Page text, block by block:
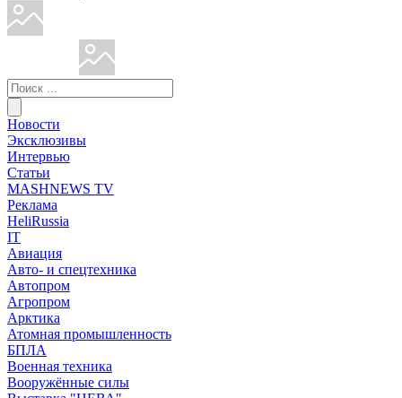
Новости
Эксклюзивы
Интервью
Статьи
MASHNEWS TV
Реклама
HeliRussia
IT
Авиация
Авто- и спецтехника
Автопром
Агропром
Арктика
Атомная промышленность
БПЛА
Военная техника
Вооружённые силы